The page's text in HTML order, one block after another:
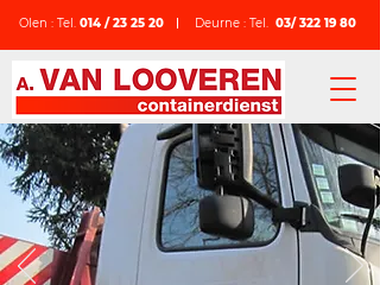
Olen : Tel. 014 / 23 25 20 Deurne : Tel. 03/ 322 19 80